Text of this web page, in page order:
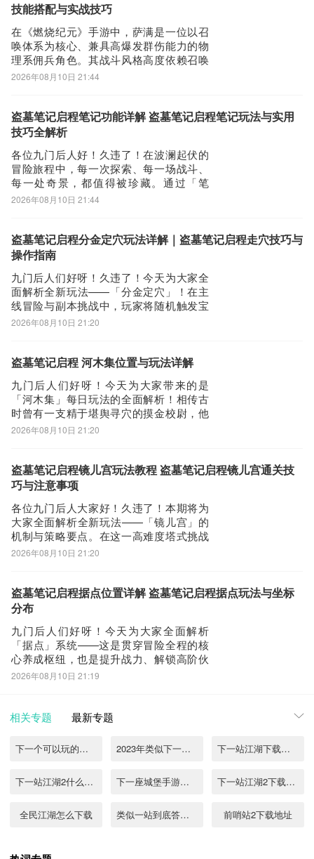
心法”在暴击时触发额外单体攻击，“玄真
技能搭配与实战技巧
在《燃烧纪元》手游中，萨满是一位以召
唤体系为核心、兼具高爆发群伤能力的物
理系佣兵角色。其战斗风格高度依赖召唤
物协同作战，技能强度随星级提升呈现显
萨满的核心机制围绕召唤展开，但关键能
力需达成10星方可解锁——即“达罗斯之锤”
召唤技
2026年08月10日 21:44
盗墓笔记启程笔记功能详解 盗墓笔记启程笔记玩法与实用
技巧全解析
各位九门后人好！久违了！在波澜起伏的
冒险旅程中，每一次探索、每一场战斗、
每一处奇景，都值得被珍藏。通过「笔
记」系统，您可将旅途中的关键见闻、珍
「笔记」功能——这不仅是一本记录簿，
更是您梳理剧情脉络、掌握世界设定、提
升战斗策略的核心
2026年08月10日 21:44
盗墓笔记启程分金定穴玩法详解｜盗墓笔记启程走穴技巧与
操作指南
九门后人们好呀！久违了！今天为大家全
面解析全新玩法——「分金定穴」！在主
线冒险与副本挑战中，玩家将随机触发宝
藏线索事件。成功解读线索、精准定位藏
处的财富之谜！【玩法开启条件】每次消
率触发限时玩
2026年08月10日 21:20
盗墓笔记启程 河木集位置与玩法详解
九门后人们好呀！今天为大家带来的是
「河木集」每日玩法的全面解析！相传古
时曾有一支精于堪舆寻穴的摸金校尉，他
们踏遍山川、勘验地脉，将所发现的墓室
为若干碎片，藏于黄鼠狼家族之手。收集
齐碎片，便可定位墓室坐标，开启尘封已
久的秘藏。【如
2026年08月10日 21:20
盗墓笔记启程镜儿宫玩法教程 盗墓笔记启程镜儿宫通关技
巧与注意事项
各位九门后人大家好！久违了！本期将为
大家全面解析全新玩法——「镜儿宫」的
机制与策略要点。在这一高难度塔式挑战
中，玩家需逐层深入镜儿宫，通过合理配
融合策略配队、风水阵势应对与动态增益
选择，考验玩家对角色属性、克制关系及
2026年08月10日 21:20
盗墓笔记启程据点位置详解 盗墓笔记启程据点玩法与坐标
分布
九门后人们好呀！今天为大家全面解析
「据点」系统——这是贯穿冒险全程的核
心养成枢纽，也是提升战力、解锁高阶伙
伴的关键路径。在探索主线关卡的过程
料】。这些资源直接关联伙伴技能强化、
本、应对精英敌人的坚实
2026年08月10日 21:19
相关专题 最新专题
下一个可以玩的游戏 2023年类似下一站江湖的单机手游合集 下一站江湖下载免费2022
下一站江湖2什么时候上线 下一座城堡手游下载教程 下一站江湖2下载地址
全民江湖怎么下载 类似一站到底答题app2022 前哨站2下载地址